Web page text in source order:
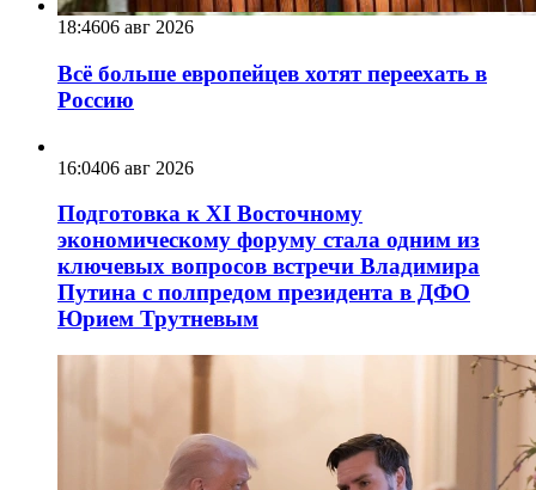
18:4606 авг 2026
Всё больше европейцев хотят переехать в
Россию
16:0406 авг 2026
Подготовка к XI Восточному
экономическому форуму стала одним из
ключевых вопросов встречи Владимира
Путина с полпредом президента в ДФО
Юрием Трутневым